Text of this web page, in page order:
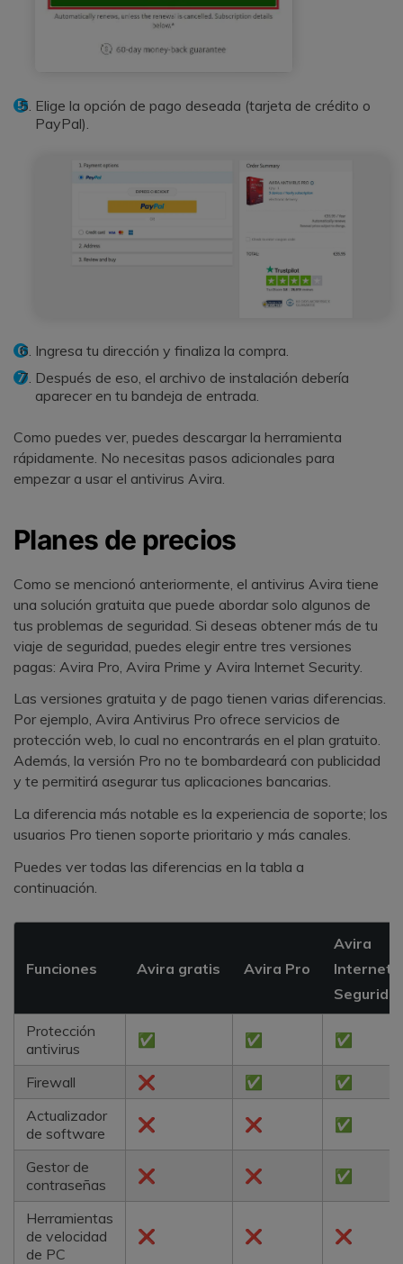
Elige la opción de pago deseada (tarjeta de crédito o
PayPal).
Ingresa tu dirección y finaliza la compra.
Después de eso, el archivo de instalación debería
aparecer en tu bandeja de entrada.
Como puedes ver, puedes descargar la herramienta
rápidamente. No necesitas pasos adicionales para
empezar a usar el antivirus Avira.
Planes de precios
Como se mencionó anteriormente, el antivirus Avira tiene
una solución gratuita que puede abordar solo algunos de
tus problemas de seguridad. Si deseas obtener más de tu
viaje de seguridad, puedes elegir entre tres versiones
pagas: Avira Pro, Avira Prime y Avira Internet Security.
Las versiones gratuita y de pago tienen varias diferencias.
Por ejemplo, Avira Antivirus Pro ofrece servicios de
protección web, lo cual no encontrarás en el plan gratuito.
Además, la versión Pro no te bombardeará con publicidad
y te permitirá asegurar tus aplicaciones bancarias.
La diferencia más notable es la experiencia de soporte; los
usuarios Pro tienen soporte prioritario y más canales.
Puedes ver todas las diferencias en la tabla a
continuación.
Funciones Avira gratis Avira Pro
Avira
Internet
Protección
antivirus
✅ ✅ ✅
Firewall ❌ ✅
✅
Actualizador
de software
❌ ❌ ✅
Gestor de
contraseñas
❌ ❌ ✅
Herramientas
de velocidad
de PC
❌ ❌ ❌